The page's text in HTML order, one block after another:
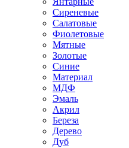
Сиреневые
Салатовые
Фиолетовые
Мятные
Золотые
Синие
Материал
МДФ
Эмаль
Акрил
Береза
Дерево
Дуб